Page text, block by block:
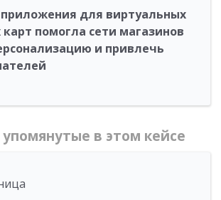
приложения для виртуальных
помогла сети магазинов
и привлечь
в этом кейсе